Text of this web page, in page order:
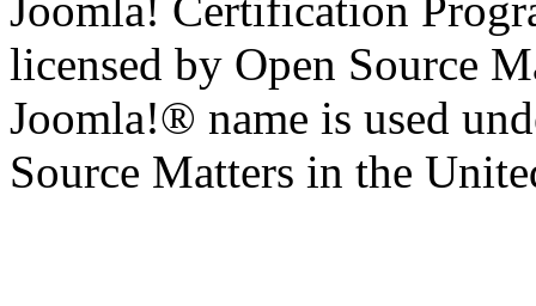
Joomla! Certification
licensed by Open Source
Joomla!® name is used
Source Matters in the